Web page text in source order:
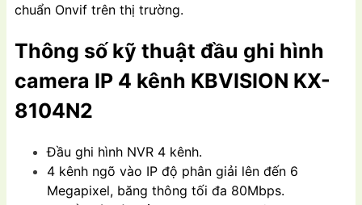
chuẩn Onvif trên thị trường.
Thông số kỹ thuật đầu ghi hình
camera IP 4 kênh KBVISION KX-
8104N2
Đầu ghi hình NVR 4 kênh.
4 kênh ngõ vào IP độ phân giải lên đến 6
Megapixel, băng thông tối đa 80Mbps.